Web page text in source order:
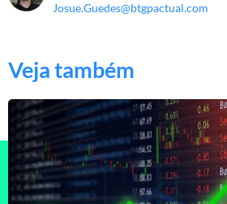
Josue.Guedes@btgpactual.com
Veja também